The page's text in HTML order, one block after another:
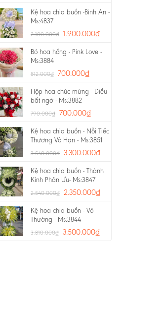
Kệ hoa chia buồn -Bình An -
Ms:4837
2.100.000₫ 1.900.000₫
Bó hoa hồng - Pink Love -
Ms:3884
812.000₫ 700.000₫
Hộp hoa chúc mừng - Điều
bất ngờ - Ms:3882
790.000₫ 700.000₫
Kệ hoa chia buồn - Nỗi Tiếc
Thương Vô Hạn - Ms:3851
3.540.000₫ 3.300.000₫
Kệ hoa chia buồn - Thành
Kính Phân Ưu- Ms:3847
2.540.000₫ 2.350.000₫
Kệ hoa chia buồn - Vô
Thường - Ms:3844
3.810.000₫ 3.500.000₫